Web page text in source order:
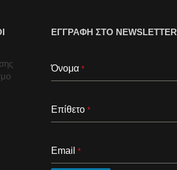
ΕΓΓΡΑΦΗ ΣΤΟ NEWSLETTER
Όνομα *
Επίθετο *
Email *